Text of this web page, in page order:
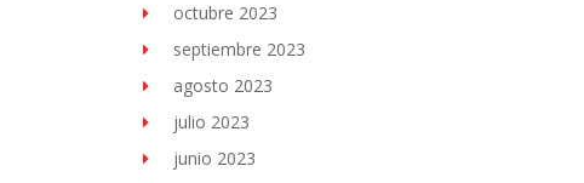
octubre 2023
septiembre 2023
agosto 2023
julio 2023
junio 2023